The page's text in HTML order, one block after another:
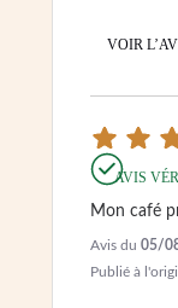
VOIR
AVIS
Mon café
Avis du 05/
Publié à